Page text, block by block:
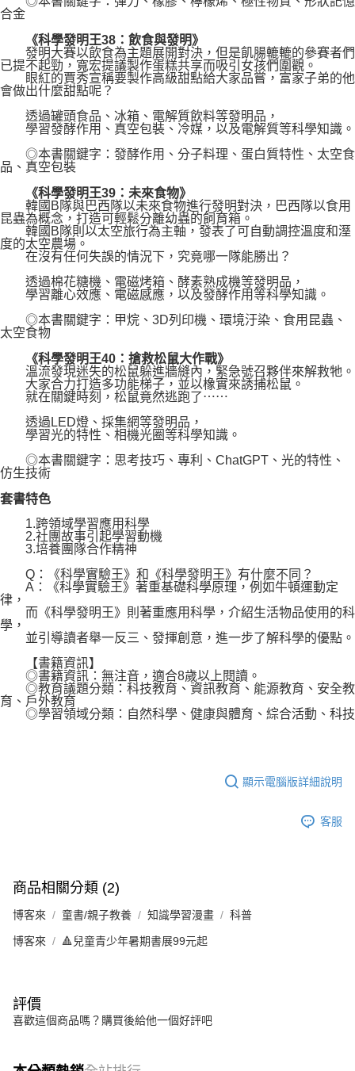
合金
《科學發明王38：飲食與發明》
發明大賽以飲食為主題展開對決，但是飢腸轆轆的參賽者們
已提不起勁，寬宏提議製作蛋糕共享而吸引女孩們圍觀。
眼紅的賈秀宣稱要製作高級甜點給大家品嘗，富家子弟的他
會做出什麼甜點呢？
透過罐頭食品、冰箱、電解質飲料等發明品，
學習發酵作用、真空包裝、冷媒，以及電解質等科學知識。
◎本書關鍵字：發酵作用、分子料理、蛋白質特性、太空食
品、真空包裝
《科學發明王39：未來食物》
韓國B隊與巴西隊以未來食物進行發明對決，巴西隊以食用
昆蟲為概念，打造可輕鬆分離幼蟲的飼育箱。
韓國B隊則以太空旅行為主軸，發表了可自動調控溫度和溼
度的太空農場。
在沒有任何失誤的情況下，究竟哪一隊能勝出？
透過棉花糖機、電磁烤箱、酵素熟成機等發明品，
學習離心效應、電磁感應，以及發酵作用等科學知識。
◎本書關鍵字：甲烷、3D列印機、環境汙染、食用昆蟲、
太空食物
《科學發明王40：搶救松鼠大作戰》
溫流發現迷失的松鼠躲進牆縫內，緊急號召夥伴來解救牠。
大家合力打造多功能梯子，並以橡實來誘捕松鼠。
就在關鍵時刻，松鼠竟然逃跑了⋯⋯
透過LED燈、採集網等發明品，
學習光的特性、相機光圈等科學知識。
◎本書關鍵字：思考技巧、專利、ChatGPT、光的特性、
仿生技術
套書特色
1.跨領域學習應用科學
2.社團故事引起學習動機
3.培養團隊合作精神
Q：《科學實驗王》和《科學發明王》有什麼不同？
A：《科學實驗王》著重基礎科學原理，例如牛頓運動定
律，
而《科學發明王》則著重應用科學，介紹生活物品使用的科
學，
並引導讀者舉一反三、發揮創意，進一步了解科學的優點。
【書籍資訊】
◎書籍資訊：無注音，適合8歲以上閱讀。
◎教育議題分類：科技教育、資訊教育、能源教育、安全教
育、戶外教育
◎學習領域分類：自然科學、健康與體育、綜合活動、科技
顯示電腦版詳細說明
客服
商品相關分類 (2)
博客來 童書/親子教養 知識學習漫畫 科普
博客來 🔺兒童青少年暑期書展99元起
評價
喜歡這個商品嗎？購買後給他一個好評吧